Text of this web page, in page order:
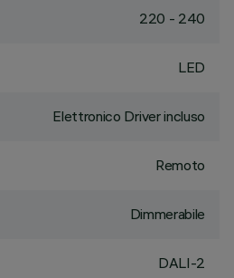
220 - 240
LED
Elettronico Driver incluso
Remoto
Dimmerabile
DALI-2